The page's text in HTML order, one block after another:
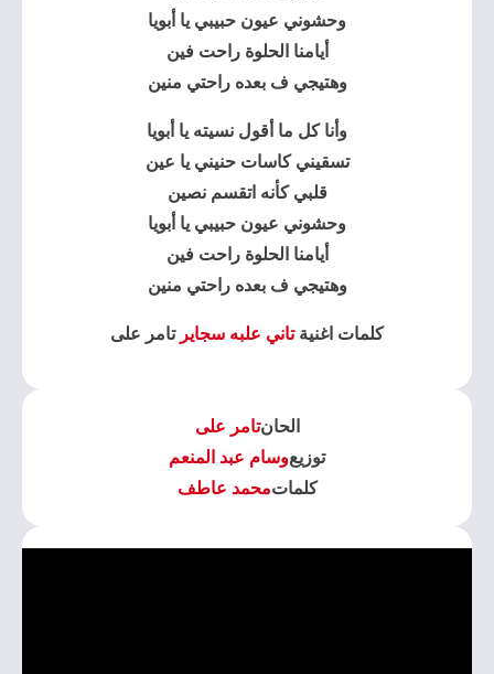
وحشوني عيون حبيبي يا أبويا
أيامنا الحلوة راحت فين
وهتيجي ف بعده راحتي منين
وأنا كل ما أقول نسيته يا أبويا
تسقيني كاسات حنيني يا عين
قلبي كأنه اتقسم نصين
وحشوني عيون حبيبي يا أبويا
أيامنا الحلوة راحت فين
وهتيجي ف بعده راحتي منين
كلمات اغنيةتاني علبه سجاير تامر على
الحانتامر على
توزيعوسام عبد المنعم
كلماتمحمد عاطف